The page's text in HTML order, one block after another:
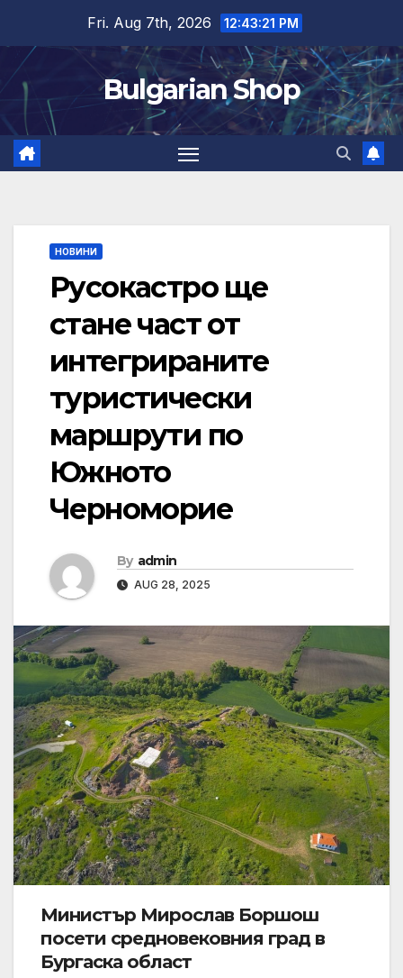
content
Fri. Aug 7th, 2026 12:43:22 PM
Bulgarian Shop
НОВИНИ
Русокастро ще
стане част от
интегрираните
туристически
маршрути по
Южното
Черноморие
By admin
AUG 28, 2025
Министър Мирослав Боршош
посети средновековния град в
Бургаска област